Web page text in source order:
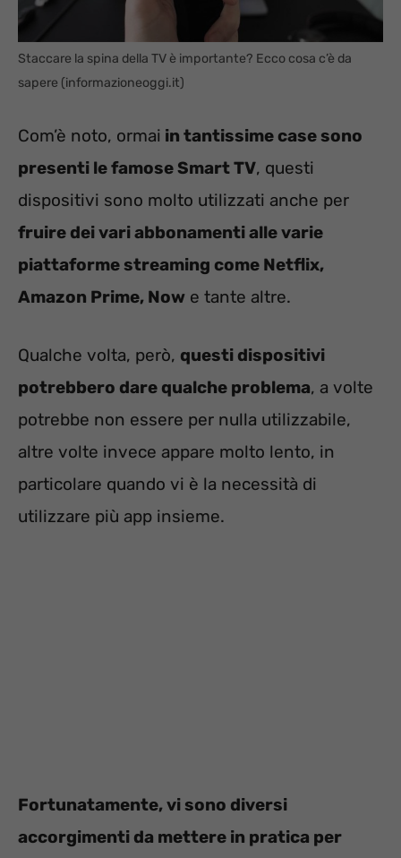
Staccare la spina della TV è importante? Ecco cosa c’è da
sapere (informazioneoggi.it)
Com’è noto, ormai in tantissime case sono
presenti le famose Smart TV, questi
dispositivi sono molto utilizzati anche per
fruire dei vari abbonamenti alle varie
piattaforme streaming come Netflix,
Amazon Prime, Now e tante altre.
Qualche volta, però, questi dispositivi
potrebbero dare qualche problema, a volte
potrebbe non essere per nulla utilizzabile,
altre volte invece appare molto lento, in
particolare quando vi è la necessità di
utilizzare più app insieme.
Fortunatamente, vi sono diversi
accorgimenti da mettere in pratica per